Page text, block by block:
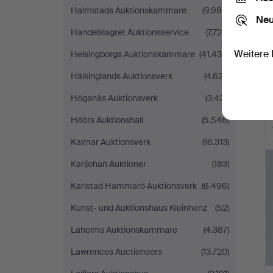
Halmstads Auktionskammare
(9.985)
Handelslagret Auktionsservice
(7.724)
Helsingborgs Auktionskammare (41.435)
Hälsinglands Auktionsverk
(4.627)
Höganäs Auktionsverk
(3.421)
Höörs Auktionshall
(5.546)
Kalmar Auktionsverk
(16.313)
Karljohan Auktioner
(183)
Karlstad Hammarö Auktionsverk (6.496)
Kunst- und Auktionshaus Kleinhenz
(52)
Laholms Auktionskammare
(4.387)
Lawrences Auctioneers
(13.720)
Weitere